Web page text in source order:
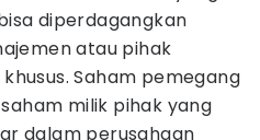
diperdagangkan
atau pihak
Saham pemegang
milik pihak yang
dalam perusahaan